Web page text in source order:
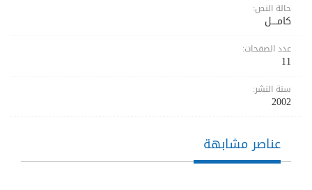
حالة النص:
كامــــل
عدد الصفحات:
11
سنة النشر:
2002
عناصر مشابهة